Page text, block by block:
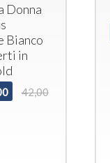
Donna
Bianco
in
42,00